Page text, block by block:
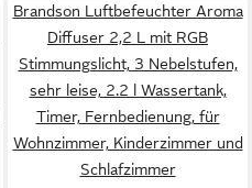
Brandson Luftbefeuchter Aroma
Diffuser 2,2 L mit RGB
Stimmungslicht, 3 Nebelstufen,
sehr leise, 2.2 l Wassertank,
Timer, Fernbedienung, für
Wohnzimmer, Kinderzimmer und
Schlafzimmer